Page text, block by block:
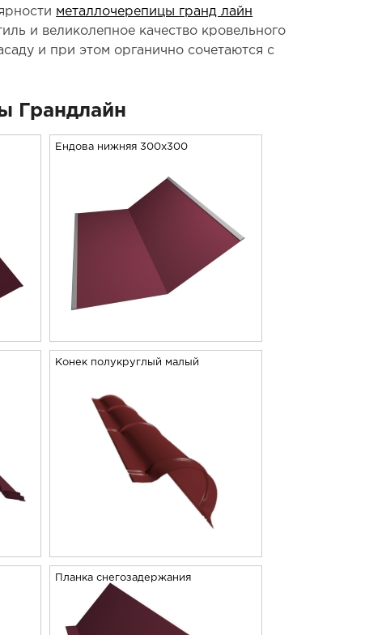
металлочерепицы гранд лайн
и великолепное качество кровельного
и при этом органично сочетаются с
Грандлайн
Ендова нижняя 300х300
Конек полукруглый малый
Планка снегозадержания